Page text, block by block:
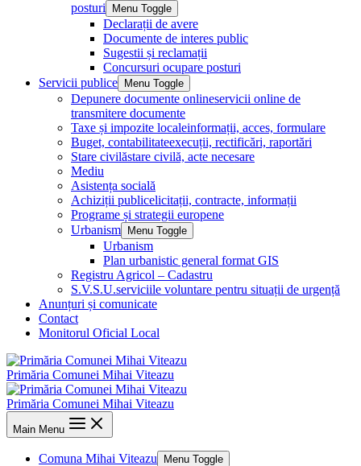
posturi
Menu Toggle
Declarații de avere
Documente de interes public
Sugestii și reclamații
Concursuri ocupare posturi
Servicii publice
Menu Toggle
Depunere documente onlineservicii online de
transmitere documente
Taxe și impozite localeinformații, acces, formulare
Buget, contabilitateexecuții, rectificări, raportări
Stare civilăstare civilă, acte necesare
Mediu
Asistența socială
Achiziții publicelicitații, contracte, informații
Programe și strategii europene
Urbanism
Menu Toggle
Urbanism
Plan urbanistic general format GIS
Registru Agricol – Cadastru
S.V.S.U.serviciile voluntare pentru situații de urgență
Anunțuri și comunicate
Contact
Monitorul Oficial Local
Primăria Comunei Mihai Viteazu
Primăria Comunei Mihai Viteazu
Main Menu
Comuna Mihai Viteazu Menu Toggle